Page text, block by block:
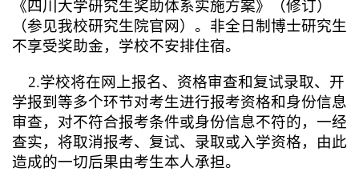
《四川大学研究生奖助体系实施方案》（修订）
（参见我校研究生院官网）。非全日制博士研究生
不享受奖助金，学校不安排住宿。
2.学校将在网上报名、资格审查和复试录取、开
学报到等多个环节对考生进行报考资格和身份信息
审查，对不符合报考条件或身份信息不符的，一经
查实，将取消报考、复试、录取或入学资格，由此
造成的一切后果由考生本人承担。